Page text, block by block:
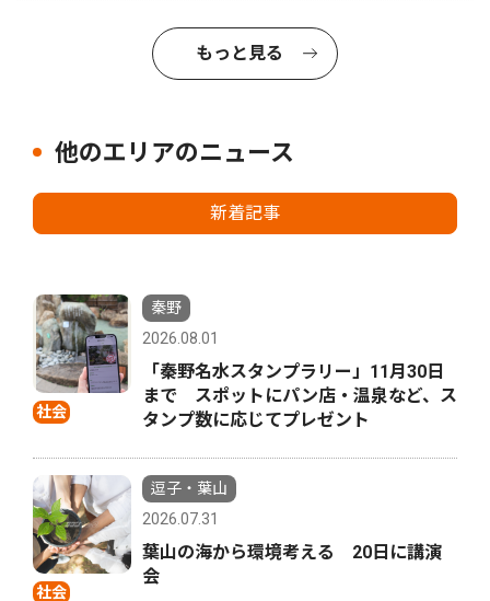
もっと見る
他のエリアのニュース
新着記事
社会
秦野
2026.08.01
「秦野名水スタンプラリー」11月30日
まで スポットにパン店・温泉など、ス
タンプ数に応じてプレゼント
社会
逗子・葉山
2026.07.31
葉山の海から環境考える 20日に講演
会